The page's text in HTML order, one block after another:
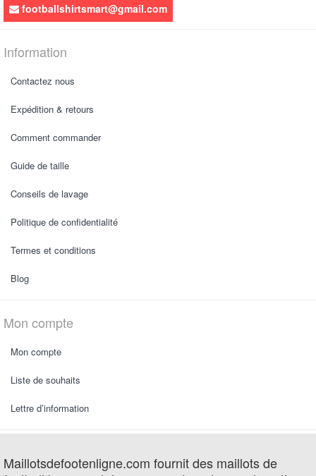
footballshirtsmart@gmail.com
Information
Contactez nous
Expédition & retours
Comment commander
Guide de taille
Conseils de lavage
Politique de confidentialité
Termes et conditions
Blog
Mon compte
Mon compte
Liste de souhaits
Lettre d’information
Maillotsdefootenligne.com fournit des maillots de